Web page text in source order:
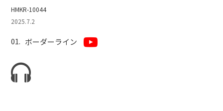
HMKR-10044
2025.7.2
ボーダーライン